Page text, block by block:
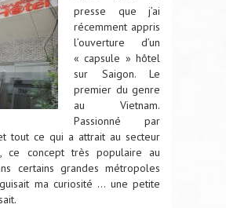
presse que j’ai
récemment appris
l’ouverture d’un
« capsule » hôtel
sur Saigon. Le
premier du genre
au Vietnam.
Passionné par
tout ce qui a attrait au secteur
ce concept très populaire au
certains grandes métropoles
ma curiosité … une petite